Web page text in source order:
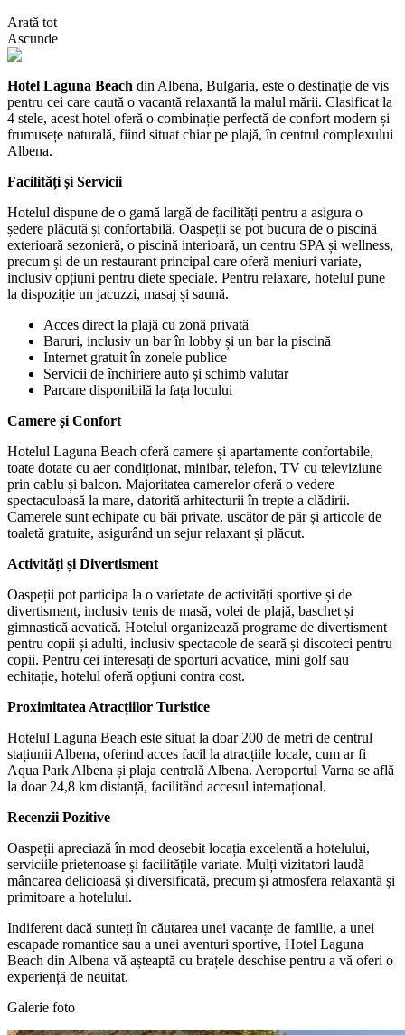
Arată tot
Ascunde
Hotel Laguna Beach din Albena, Bulgaria, este o destinație de vis
pentru cei care caută o vacanță relaxantă la malul mării. Clasificat la
4 stele, acest hotel oferă o combinație perfectă de confort modern și
frumusețe naturală, fiind situat chiar pe plajă, în centrul complexului
Albena.
Facilități și Servicii
Hotelul dispune de o gamă largă de facilități pentru a asigura o
ședere plăcută și confortabilă. Oaspeții se pot bucura de o piscină
exterioară sezonieră, o piscină interioară, un centru SPA și wellness,
precum și de un restaurant principal care oferă meniuri variate,
inclusiv opțiuni pentru diete speciale. Pentru relaxare, hotelul pune
la dispoziție un jacuzzi, masaj și saună.
Acces direct la plajă cu zonă privată
Baruri, inclusiv un bar în lobby și un bar la piscină
Internet gratuit în zonele publice
Servicii de închiriere auto și schimb valutar
Parcare disponibilă la fața locului
Camere și Confort
Hotelul Laguna Beach oferă camere și apartamente confortabile,
toate dotate cu aer condiționat, minibar, telefon, TV cu televiziune
prin cablu și balcon. Majoritatea camerelor oferă o vedere
spectaculoasă la mare, datorită arhitecturii în trepte a clădirii.
Camerele sunt echipate cu băi private, uscător de păr și articole de
toaletă gratuite, asigurând un sejur relaxant și plăcut.
Activități și Divertisment
Oaspeții pot participa la o varietate de activități sportive și de
divertisment, inclusiv tenis de masă, volei de plajă, baschet și
gimnastică acvatică. Hotelul organizează programe de divertisment
pentru copii și adulți, inclusiv spectacole de seară și discoteci pentru
copii. Pentru cei interesați de sporturi acvatice, mini golf sau
echitație, hotelul oferă opțiuni contra cost.
Proximitatea Atracțiilor Turistice
Hotelul Laguna Beach este situat la doar 200 de metri de centrul
stațiunii Albena, oferind acces facil la atracțiile locale, cum ar fi
Aqua Park Albena și plaja centrală Albena. Aeroportul Varna se află
la doar 24,8 km distanță, facilitând accesul internațional.
Recenzii Pozitive
Oaspeții apreciază în mod deosebit locația excelentă a hotelului,
serviciile prietenoase și facilitățile variate. Mulți vizitatori laudă
mâncarea delicioasă și diversificată, precum și atmosfera relaxantă și
primitoare a hotelului.
Indiferent dacă sunteți în căutarea unei vacanțe de familie, a unei
escapade romantice sau a unei aventuri sportive, Hotel Laguna
Beach din Albena vă așteaptă cu brațele deschise pentru a vă oferi o
experiență de neuitat.
Galerie foto